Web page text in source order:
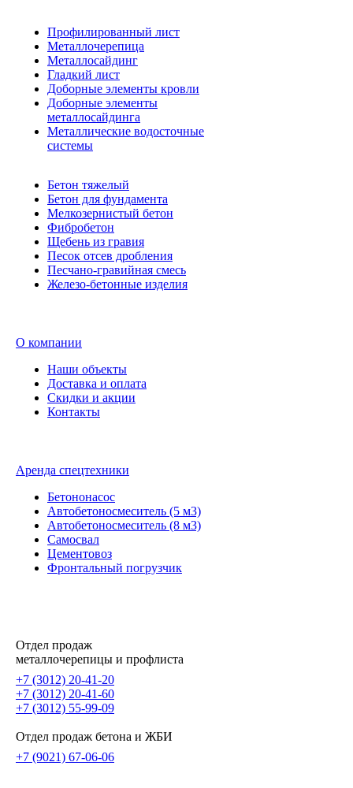
Профилированный лист
Металлочерепица
Металлосайдинг
Гладкий лист
Доборные элементы кровли
Доборные элементы
металлосайдинга
Металлические водосточные
системы
Бетон тяжелый
Бетон для фундамента
Мелкозернистый бетон
Фибробетон
Щебень из гравия
Песок отсев дробления
Песчано-гравийная смесь
Железо-бетонные изделия
О компании
Наши объекты
Доставка и оплата
Скидки и акции
Контакты
Аренда спецтехники
Бетононасос
Автобетоносмеситель (5 м3)
Автобетоносмеситель (8 м3)
Самосвал
Цементовоз
Фронтальный погрузчик
Отдел продаж
металлочерепицы и профлиста
+7 (3012) 20-41-20
+7 (3012) 20-41-60
+7 (3012) 55-99-09
Отдел продаж бетона и ЖБИ
+7 (9021) 67-06-06